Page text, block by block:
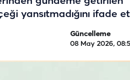
yansıtmadığını ifade
Güncelleme
08 May 2026,